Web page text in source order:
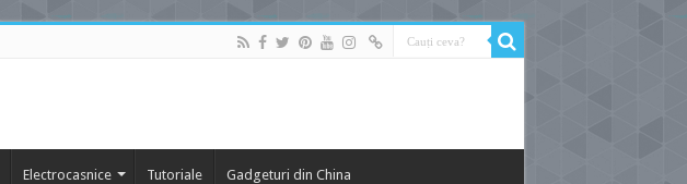
Electrocasnice Tutoriale Gadgeturi din China